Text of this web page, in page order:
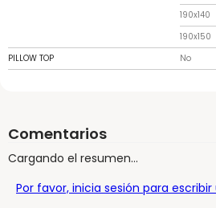
190x140
190x150
PILLOW TOP
No
Comentarios
Cargando el resumen…
Por favor, inicia sesión para